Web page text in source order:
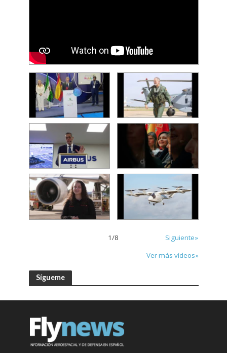
1/8
Siguiente»
Ver más vídeos»
Sígueme